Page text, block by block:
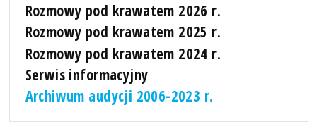
Rozmowy pod krawatem 2026 r.
Rozmowy pod krawatem 2025 r.
Rozmowy pod krawatem 2024 r.
Serwis informacyjny
Archiwum audycji 2006-2023 r.